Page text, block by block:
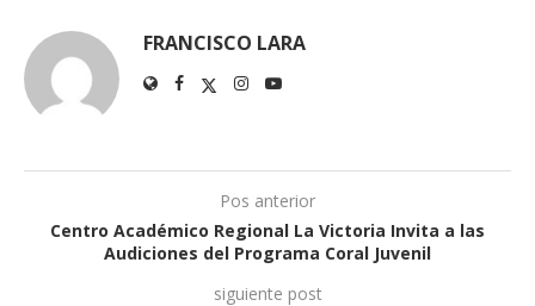
FRANCISCO LARA
Pos anterior
Centro Académico Regional La Victoria Invita a las
Audiciones del Programa Coral Juvenil
siguiente post